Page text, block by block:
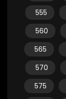
555
560
565
570
575